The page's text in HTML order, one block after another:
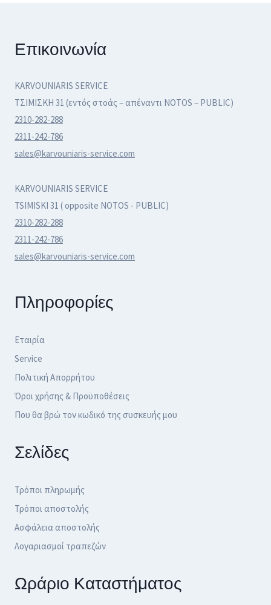
Επικοινωνία
KARVOUNIARIS SERVICE
ΤΣΙΜΙΣΚΗ 31 (εντός στοάς – απέναντι NOTOS – PUBLIC)
2310-282-288
2311-242-786
sales@karvouniaris-service.com
KARVOUNIARIS SERVICE
TSIMISKI 31 ( opposite NOTOS - PUBLIC)
2310-282-288
2311-242-786
sales@karvouniaris-service.com
Πληροφορίες
Εταιρία
Service
Πολιτική Απορρήτου
Όροι χρήσης & Προϋποθέσεις
Που θα βρώ τον κωδικό της συσκευής μου
Σελίδες
Τρόποι πληρωμής
Τρόποι αποστολής
Ασφάλεια αποστολής
Λογαριασμοί τραπεζών
Ωράριο Καταστήματος